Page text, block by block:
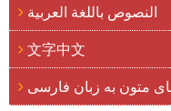
النصوص باللغة العربية
文字中文
متون به زبان فارسی